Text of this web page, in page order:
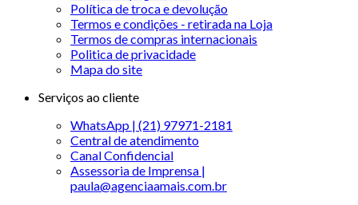
Política de troca e devolução
Termos e condições - retirada na Loja
Termos de compras internacionais
Politica de privacidade
Mapa do site
Serviços ao cliente
WhatsApp | (21) 97971-2181
Central de atendimento
Canal Confidencial
Assessoria de Imprensa |
paula@agenciaamais.com.br